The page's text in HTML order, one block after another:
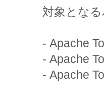
対象とな
- Apache
- Apache
- Apache